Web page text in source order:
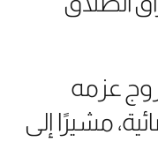
عزمه
مشيرًا إلى